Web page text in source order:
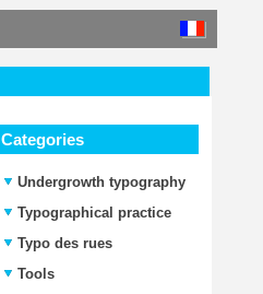
Categories
Undergrowth typography
Typographical practice
Typo des rues
Tools